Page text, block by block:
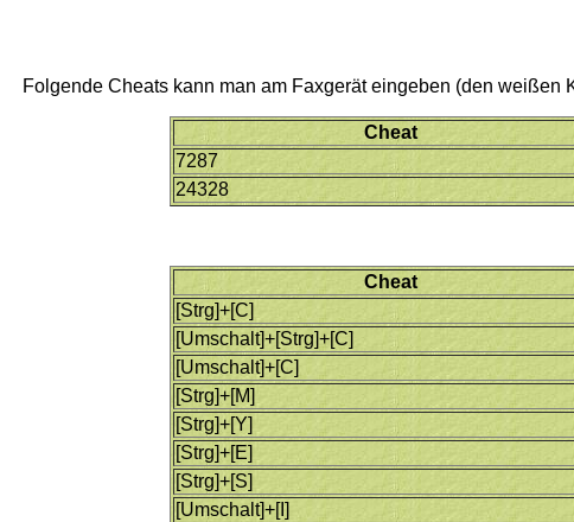
Folgende Cheats kann man am Faxgerät eingeben (den weißen
Cheat
7287
24328
Cheat
[Strg]+[C]
[Umschalt]+[Strg]+[C]
[Umschalt]+[C]
[Strg]+[M]
[Strg]+[Y]
[Strg]+[E]
[Strg]+[S]
[Umschalt]+[I]